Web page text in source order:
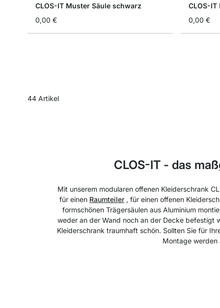
CLOS-IT Muster Säule schwarz
0,00 €
CLOS-
0,00 €
44 Artikel
CLOS-IT - das
Mit unserem modularen offenen Kleiderschrank
für einen Raumteiler , für einen offenen
formschönen Trägersäulen aus Aluminium
weder an der Wand noch an der Decke
Kleiderschrank traumhaft schön. Sollten Sie für
Montage werden